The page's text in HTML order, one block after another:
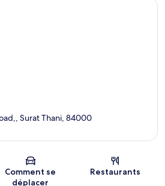
Carte
Surat Thani, 84000
Comment se
déplacer
Restaurants